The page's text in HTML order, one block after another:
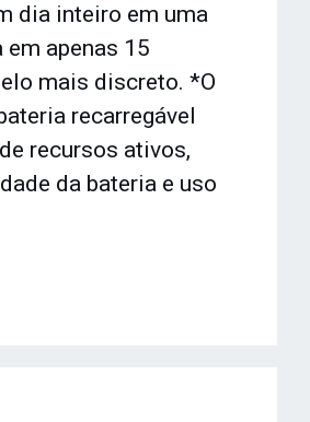
dia inteiro em uma
em apenas 15
mais discreto. *O
recarregável
recursos ativos,
da bateria e uso